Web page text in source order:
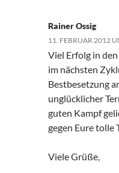
Rainer Ossig
11. FEBRUAR 2012
Viel Erfolg in
im nächsten
Bestbesetzung
unglücklicher
guten Kampf
gegen Eure tolle
Viele Grüße,